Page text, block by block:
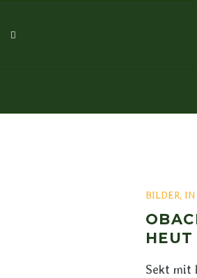
BILDER, IN
Sekt mit